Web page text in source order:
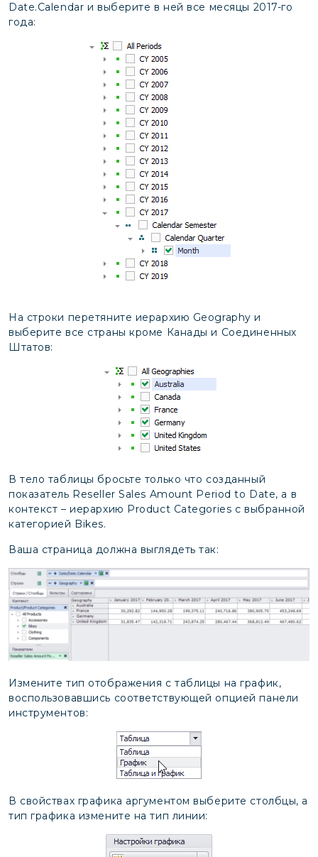
Date.Calendar и выберите в ней все месяцы 2017-го
года:
На строки перетяните иерархию Geography и
выберите все страны кроме Канады и Соединенных
Штатов:
В тело таблицы бросьте только что созданный
показатель Reseller Sales Amount Period to Date, а в
контекст – иерархию Product Categories с выбранной
категорией Bikes.
Ваша страница должна выглядеть так:
Измените тип отображения с таблицы на график,
воспользовавшись соответствующей опцией панели
инструментов:
В свойствах графика аргументом выберите столбцы, а
тип графика измените на тип линии: